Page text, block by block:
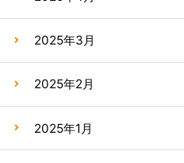
2025年3月
2025年2月
2025年1月